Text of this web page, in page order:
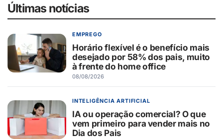
Últimas notícias
EMPREGO
Horário flexível é o benefício mais
desejado por 58% dos pais, muito
à frente do home office
08/08/2026
INTELIGÊNCIA ARTIFICIAL
IA ou operação comercial? O que
vem primeiro para vender mais no
Dia dos Pais